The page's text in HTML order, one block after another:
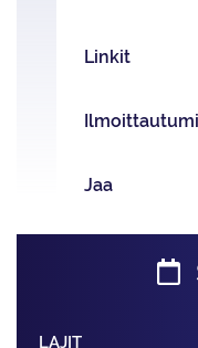
Linkit
Jaa
LAJIT